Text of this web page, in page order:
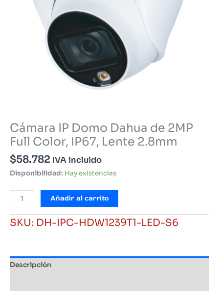
Cámara IP Domo Dahua de 2MP
Full Color, IP67, Lente 2.8mm
$58.782 IVA incluido
Disponibilidad: Hay existencias
Cámara
IP
Domo
Dahua
Full
Lente
Añadir al carrito
SKU: DH-IPC-HDW1239T1-LED-S6
Descripción